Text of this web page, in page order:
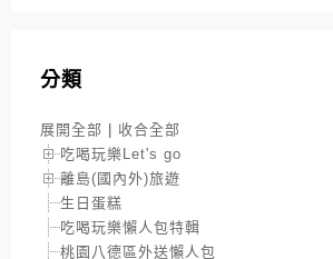
分類
展開全部 | 收合全部
吃喝玩樂Let's go
離島(國內外)旅遊
生日蛋糕
吃喝玩樂懶人包特輯
桃園八德區外送懶人包